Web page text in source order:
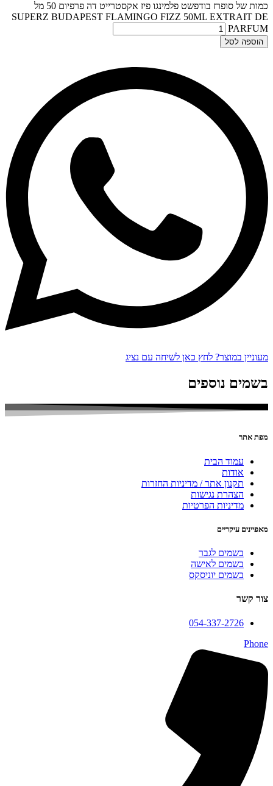
כמות של סופרז בודפשט פלמינגו פיז אקסטרייט דה פרפיום 50 מל
SUPERZ BUDAPEST FLAMINGO FIZZ 50ML EXTRAIT DE
PARFUM‏
הוספה לסל
מעוניין במוצר? לחץ כאן לשיחה עם נציג
בשמים נוספים
מפת אתר
עמוד הבית
אודות
תקנון אתר / מדיניות החזרות
הצהרת נגישות
מדיניות הפרטיות
מאפיינים עיקריים
בשמים לגבר
בשמים לאישה
בשמים יוניסקס
צור קשר
054-337-2726
Phone